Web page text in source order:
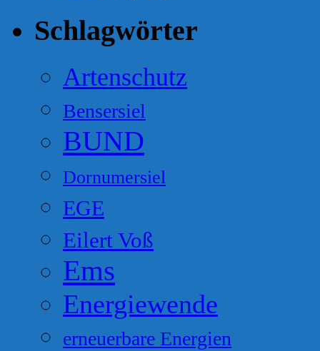
Schlagwörter
Artenschutz
Bensersiel
BUND
Dornumersiel
EGE
Eilert Voß
Ems
Energiewende
erneuerbare Energien